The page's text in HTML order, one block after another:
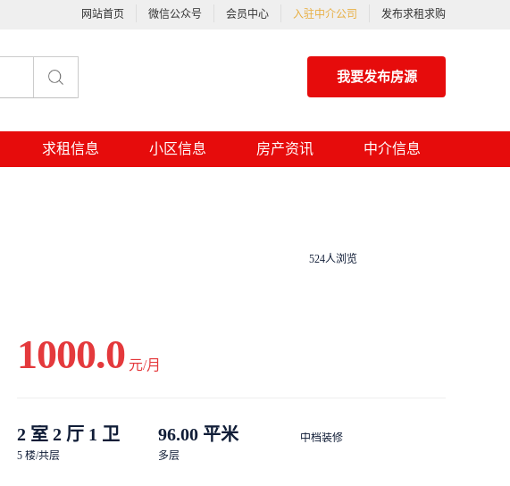
网站首页 微信公众号 会员中心 入驻中介公司 发布求租求购
我要发布房源
求租信息 小区信息 房产资讯 中介信息
524人浏览
1000.0 元/月
2 室 2 厅 1 卫
5 楼/共层
96.00 平米
多层
中档装修